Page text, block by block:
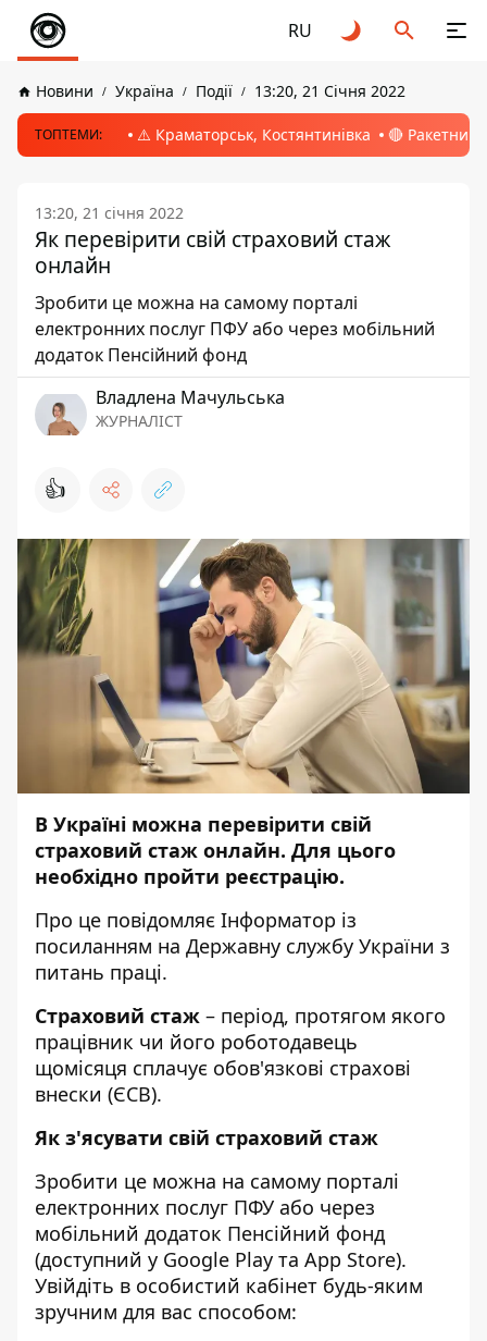
RU
Новини Україна Події 13:20, 21 Січня 2022
ТОПТЕМИ: ⚠️ Краматорськ, Костянтинівка 🔴 Ракетний
13:20, 21 січня 2022
Як перевірити свій страховий стаж
онлайн
Зробити це можна на самому порталі
електронних послуг ПФУ або через мобільний
додаток Пенсійний фонд
Владлена Мачульська
ЖУРНАЛІСТ
👍
В Україні можна перевірити свій
страховий стаж онлайн. Для цього
необхідно пройти реєстрацію.
Про це повідомляє Інформатор із
посиланням на Державну службу України з
питань праці.
Страховий стаж – період, протягом якого
працівник чи його роботодавець
щомісяця сплачує обов'язкові страхові
внески (ЄСВ).
Як з'ясувати свій страховий стаж
Зробити це можна на самому порталі
електронних послуг ПФУ або через
мобільний додаток Пенсійний фонд
(доступний у Google Play та App Store).
Увійдіть в особистий кабінет будь-яким
зручним для вас способом: